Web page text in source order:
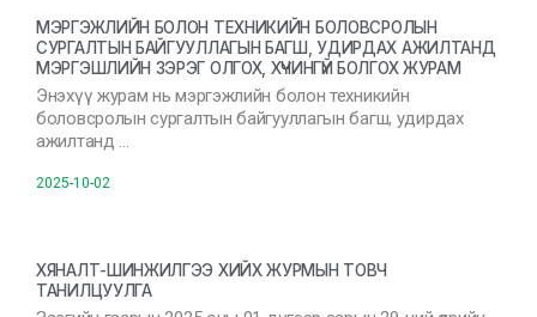
МЭРГЭЖЛИЙН БОЛОН ТЕХНИКИЙН БОЛОВСРОЛЫН
СУРГАЛТЫН БАЙГУУЛЛАГЫН БАГШ, УДИРДАХ АЖИЛТАНД
МЭРГЭШЛИЙН ЗЭРЭГ ОЛГОХ, ХҮЧИНГҮЙ БОЛГОХ ЖУРАМ
Энэхүү журам нь мэргэжлийн болон техникийн
боловсролын сургалтын байгууллагын багш, удирдах
ажилтанд …
2025-10-02
ХЯНАЛТ-ШИНЖИЛГЭЭ ХИЙХ ЖУРМЫН ТОВЧ
ТАНИЛЦУУЛГА